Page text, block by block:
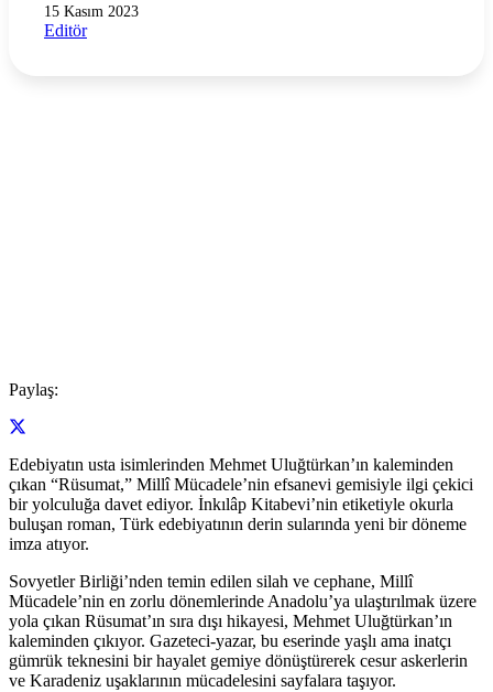
15 Kasım 2023
Editör
Paylaş:
Edebiyatın usta isimlerinden Mehmet Uluğtürkan’ın kaleminden
çıkan “Rüsumat,” Millî Mücadele’nin efsanevi gemisiyle ilgi çekici
bir yolculuğa davet ediyor. İnkılâp Kitabevi’nin etiketiyle okurla
buluşan roman, Türk edebiyatının derin sularında yeni bir döneme
imza atıyor.
Sovyetler Birliği’nden temin edilen silah ve cephane, Millî
Mücadele’nin en zorlu dönemlerinde Anadolu’ya ulaştırılmak üzere
yola çıkan Rüsumat’ın sıra dışı hikayesi, Mehmet Uluğtürkan’ın
kaleminden çıkıyor. Gazeteci-yazar, bu eserinde yaşlı ama inatçı
gümrük teknesini bir hayalet gemiye dönüştürerek cesur askerlerin
ve Karadeniz uşaklarının mücadelesini sayfalara taşıyor.